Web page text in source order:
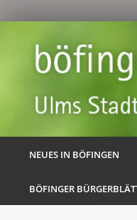
NEUES IN BÖFINGEN
BÖFINGER